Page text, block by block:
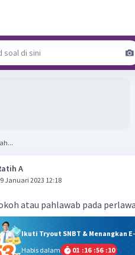
A
Januari 2023 12:18
atau pahlawab pada
Ikuti Tryout SNBT & Menangkan
Habis dalam
01 :16 :56 :09